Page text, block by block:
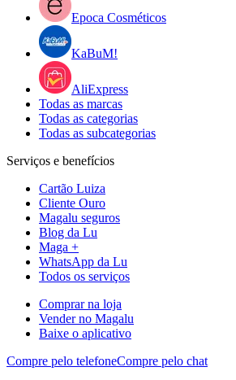
Epoca Cosméticos
KaBuM!
AliExpress
Todas as marcas
Todas as categorias
Todas as subcategorias
Serviços e benefícios
Cartão Luiza
Cliente Ouro
Magalu seguros
Blog da Lu
Maga +
WhatsApp da Lu
Todos os serviços
Comprar na loja
Vender no Magalu
Baixe o aplicativo
Compre pelo telefoneCompre pelo chat